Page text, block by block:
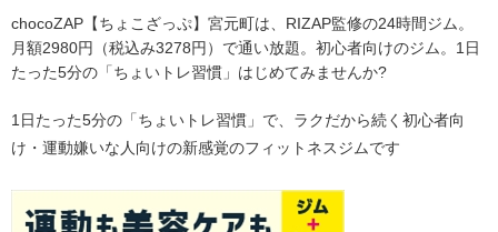
chocoZAP【ちょこざっぷ】宮元町は、RIZAP監修の24時間ジム。
月額2980円（税込み3278円）で通い放題。初心者向けのジム。1日
たった5分の「ちょいトレ習慣」はじめてみませんか?
1日たった5分の「ちょいトレ習慣」で、ラクだから続く初心者向
け・運動嫌いな人向けの新感覚のフィットネスジムです